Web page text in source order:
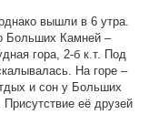
вышли в 6 утра.
Больших Камней –
гора, 2-б к.т. Под
На горе –
и сон у Больших
её друзей